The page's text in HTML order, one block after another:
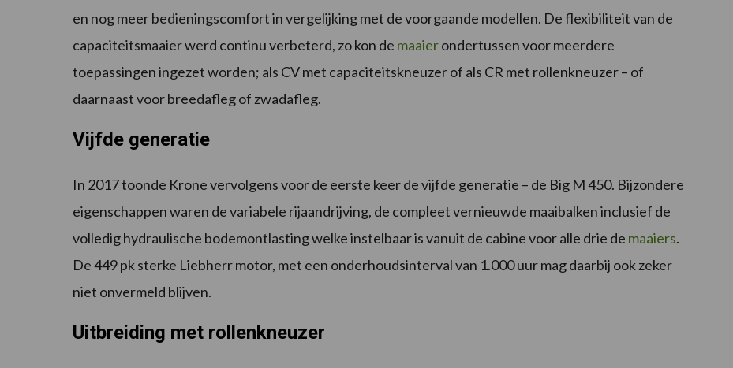
en nog meer bedieningscomfort in vergelijking met de voorgaande modellen. De flexibiliteit van de
capaciteitsmaaier werd continu verbeterd, zo kon de maaierondertussen voor meerdere
toepassingen ingezet worden; als CV met capaciteitskneuzer of als CR met rollenkneuzer – of
daarnaast voor breedafleg of zwadafleg.
Vijfde generatie
In 2017 toonde Krone vervolgens voor de eerste keer de vijfde generatie – de Big M 450. Bijzondere
eigenschappen waren de variabele rijaandrijving, de compleet vernieuwde maaibalken inclusief de
volledig hydraulische bodemontlasting welke instelbaar is vanuit de cabine voor alle drie de maaiers.
De 449 pk sterke Liebherr motor, met een onderhoudsinterval van 1.000 uur mag daarbij ook zeker
niet onvermeld blijven.
Uitbreiding met rollenkneuzer